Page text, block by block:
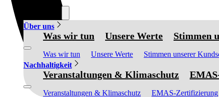
Über uns
Was wir tun Unsere Werte Stimmen
Was wir tun Unsere Werte
Stimmen unserer
Nachhaltigkeit
Veranstaltungen & Klimaschutz
Veranstaltungen & Klimaschutz EMAS-Zertifizierung